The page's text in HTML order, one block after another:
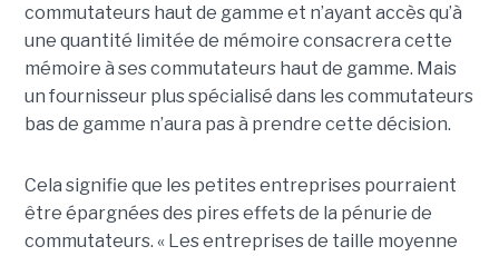
commutateurs haut de gamme et n’ayant accès qu’à
une quantité limitée de mémoire consacrera cette
mémoire à ses commutateurs haut de gamme. Mais
un fournisseur plus spécialisé dans les commutateurs
bas de gamme n’aura pas à prendre cette décision.
Cela signifie que les petites entreprises pourraient
être épargnées des pires effets de la pénurie de
commutateurs. « Les entreprises de taille moyenne